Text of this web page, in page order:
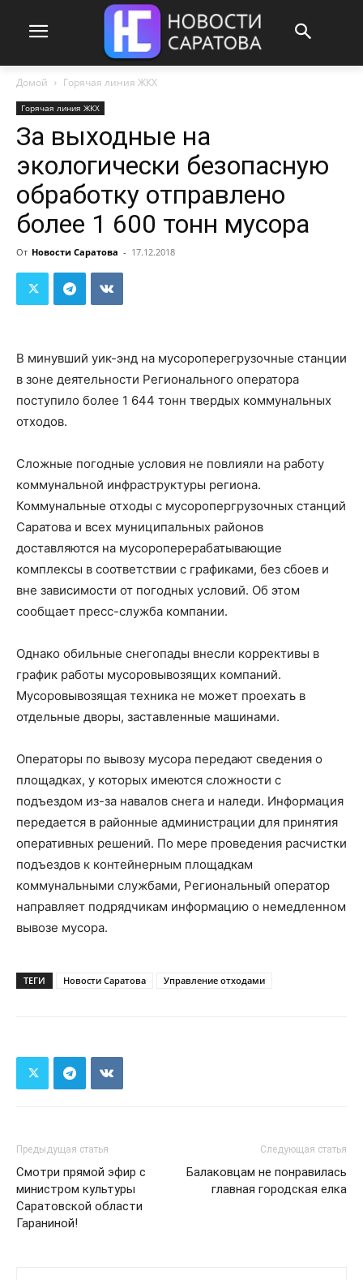
Домой Горячая линия ЖКХ
Горячая линия ЖКХ
За выходные на
экологически безопасную
обработку отправлено
более 1 600 тонн мусора
От Новости Саратова - 17.12.2018
В минувший уик-энд на мусороперегрузочные станции
в зоне деятельности Регионального оператора
поступило более 1 644 тонн твердых коммунальных
отходов.
Сложные погодные условия не повлияли на работу
коммунальной инфраструктуры региона.
Коммунальные отходы с мусоропергрузочных станций
Саратова и всех муниципальных районов
доставляются на мусороперерабатывающие
комплексы в соответствии с графиками, без сбоев и
вне зависимости от погодных условий. Об этом
сообщает пресс-служба компании.
Однако обильные снегопады внесли коррективы в
график работы мусоровывозящих компаний.
Мусоровывозящая техника не может проехать в
отдельные дворы, заставленные машинами.
Операторы по вывозу мусора передают сведения о
площадках, у которых имеются сложности с
подъездом из-за навалов снега и наледи. Информация
передается в районные администрации для принятия
оперативных решений. По мере проведения расчистки
подъездов к контейнерным площадкам
коммунальными службами, Региональный оператор
направляет подрядчикам информацию о немедленном
вывозе мусора.
ТЕГИ Новости Саратова Управление отходами
Предыдущая статья
Смотри прямой эфир с
министром культуры
Саратовской области
Гараниной!
Следующая статья
Балаковцам не понравилась
главная городская елка